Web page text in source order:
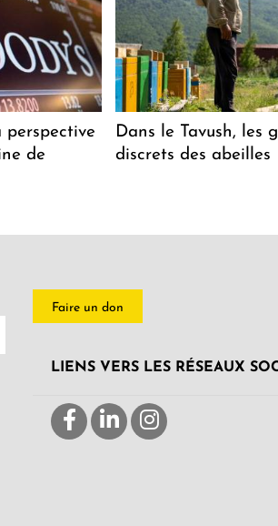
perspective
de
Dans le Tavush, les
discrets des abeilles
Faire un don
LIENS VERS LES RÉSEAUX